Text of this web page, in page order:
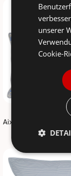
CHIC
14,90 €
unserer
Cookie-